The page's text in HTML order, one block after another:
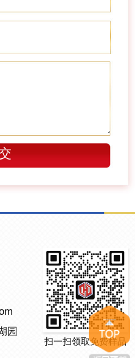
园
扫一扫领取免费样品